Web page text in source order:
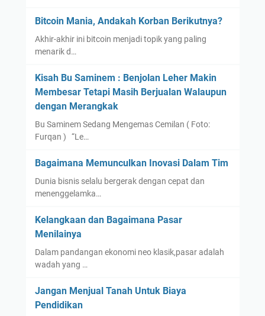
Bitcoin Mania, Andakah Korban Berikutnya?
Akhir-akhir ini bitcoin menjadi topik yang paling
menarik d…
Kisah Bu Saminem : Benjolan Leher Makin
Membesar Tetapi Masih Berjualan Walaupun
dengan Merangkak
Bu Saminem Sedang Mengemas Cemilan ( Foto:
Furqan ) “Le…
Bagaimana Memunculkan Inovasi Dalam Tim
Dunia bisnis selalu bergerak dengan cepat dan
menenggelamka…
Kelangkaan dan Bagaimana Pasar
Menilainya
Dalam pandangan ekonomi neo klasik,pasar adalah
wadah yang …
Jangan Menjual Tanah Untuk Biaya
Pendidikan